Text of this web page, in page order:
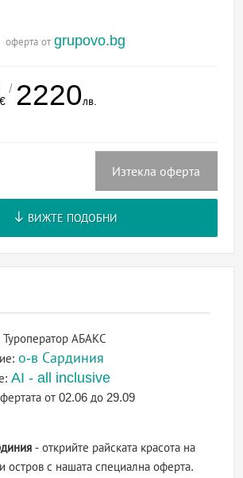
оферта от grupovo.bg
€
/ 2220лв.
Изтекла оферта
ВИЖТЕ ПОДОБНИ
Туроператор АБАКС
о-в Сардиния
AI - all inclusive
от 02.06 до 29.09
- открийте райската красота на
остров с нашата специална оферта.